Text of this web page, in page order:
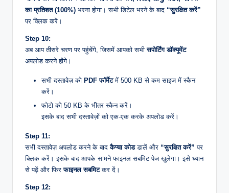
का प्रतिशत (100%) भरना होगा। सभी डिटेल भरने के बाद “सुरक्षित करें”
पर क्लिक करें।
Step 10:
अब आप तीसरे चरण पर पहुंचेंगे, जिसमें आपको सभीसपोर्टिंग डॉक्यूमेंट
अपलोड करने होंगे।
सभी दस्तावेज़ को PDF फॉर्मेटमें 500 KB से कम साइज में स्कैन
करें।
फोटो को 50 KB के भीतर स्कैन करें।
इसके बाद सभी दस्तावेज़ों को एक-एक करके अपलोड करें।
Step 11:
सभी दस्तावेज़ अपलोड करने के बादकैप्चा कोडडालें और “सुरक्षित करें” पर
क्लिक करें। इसके बाद आपके सामने फाइनल सबमिट पेज खुलेगा। इसे ध्यान
से पढ़ें और फिरफाइनल सबमिटकर दें।
Step 12: